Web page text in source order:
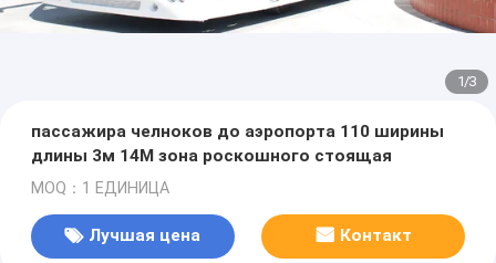
1/3
пассажира челноков до аэропорта 110 ширины
длины 3м 14М зона роскошного стоящая
MOQ：1 ЕДИНИЦА
Лучшая цена Контакт